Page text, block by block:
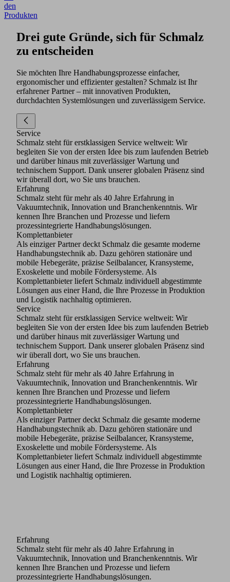
den
Produkten
Drei gute Gründe, sich für Schmalz
zu entscheiden
Sie möchten Ihre Handhabungsprozesse einfacher,
ergonomischer und effizienter gestalten? Schmalz ist Ihr
erfahrener Partner – mit innovativen Produkten,
durchdachten Systemlösungen und zuverlässigem Service.
Service
Schmalz steht für erstklassigen Service weltweit: Wir
begleiten Sie von der ersten Idee bis zum laufenden Betrieb
und darüber hinaus mit zuverlässiger Wartung und
technischem Support. Dank unserer globalen Präsenz sind
wir überall dort, wo Sie uns brauchen.
Erfahrung
Schmalz steht für mehr als 40 Jahre Erfahrung in
Vakuumtechnik, Innovation und Branchenkenntnis. Wir
kennen Ihre Branchen und Prozesse und liefern
prozessintegrierte Handhabungslösungen.
Komplettanbieter
Als einziger Partner deckt Schmalz die gesamte moderne
Handhabungstechnik ab. Dazu gehören stationäre und
mobile Hebegeräte, präzise Seilbalancer, Kransysteme,
Exoskelette und mobile Fördersysteme. Als
Komplettanbieter liefert Schmalz individuell abgestimmte
Lösungen aus einer Hand, die Ihre Prozesse in Produktion
und Logistik nachhaltig optimieren.
Service
Schmalz steht für erstklassigen Service weltweit: Wir
begleiten Sie von der ersten Idee bis zum laufenden Betrieb
und darüber hinaus mit zuverlässiger Wartung und
technischem Support. Dank unserer globalen Präsenz sind
wir überall dort, wo Sie uns brauchen.
Erfahrung
Schmalz steht für mehr als 40 Jahre Erfahrung in
Vakuumtechnik, Innovation und Branchenkenntnis. Wir
kennen Ihre Branchen und Prozesse und liefern
prozessintegrierte Handhabungslösungen.
Komplettanbieter
Als einziger Partner deckt Schmalz die gesamte moderne
Handhabungstechnik ab. Dazu gehören stationäre und
mobile Hebegeräte, präzise Seilbalancer, Kransysteme,
Exoskelette und mobile Fördersysteme. Als
Komplettanbieter liefert Schmalz individuell abgestimmte
Lösungen aus einer Hand, die Ihre Prozesse in Produktion
und Logistik nachhaltig optimieren.
Als einziger Partner deckt Schmalz die gesamte moderne
Handhabungstechnik ab. Dazu gehören stationäre und
mobile Hebegeräte, präzise Seilbalancer, Kransysteme,
Exoskelette und mobile Fördersysteme. Als
Komplettanbieter liefert Schmalz individuell abgestimmte